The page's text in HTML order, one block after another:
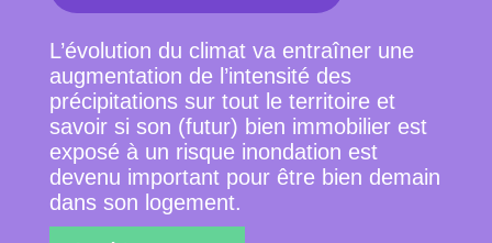
L’évolution du climat va entraîner une
augmentation de l’intensité des
précipitations sur tout le territoire et
savoir si son (futur) bien immobilier est
exposé à un risque inondation est
devenu important pour être bien demain
dans son logement.